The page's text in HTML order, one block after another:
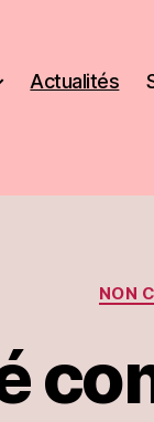
Actualités
NON